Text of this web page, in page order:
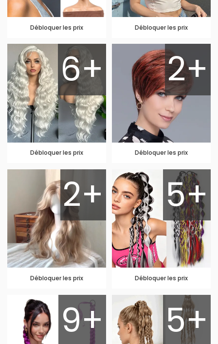
Débloquer les prix Débloquer les prix
6+
Débloquer les prix
2+
Débloquer les prix
2+
Débloquer les prix
5+
Débloquer les prix
9+ 5+